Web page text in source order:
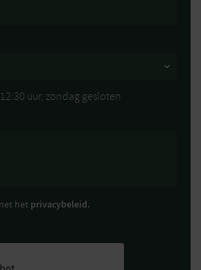
uur, zondag gesloten
het privacybeleid.